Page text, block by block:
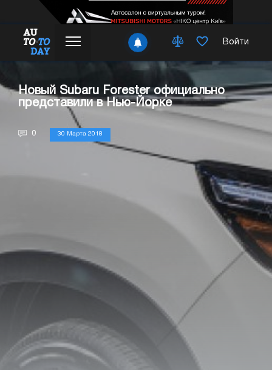
Войти
Новый Subaru Forester официально
представили в Нью-Йорке
0 30 Марта 2018